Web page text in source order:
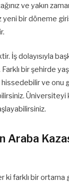
ve yakın
bir döneme
İş dolayısıyla
bir şehirde
hissedebilir ve onu
Üniversiteyi
Araba
ki farklı bir ortama